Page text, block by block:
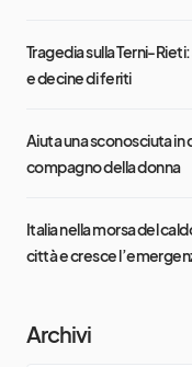
Tragedia sulla Terni-
e decine di feriti
Aiuta una sconosciuta
compagno della donna
Italia nella morsa del
città e cresce
Archivi